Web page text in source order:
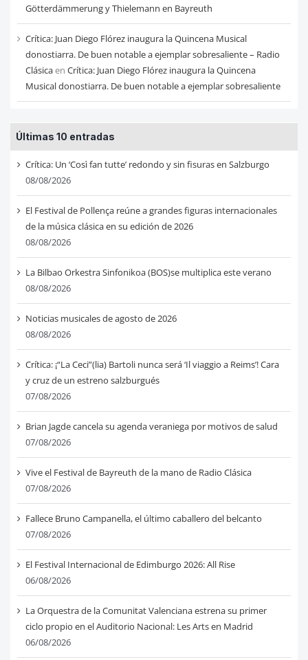
Götterdämmerung y Thielemann en Bayreuth
Crítica: Juan Diego Flórez inaugura la Quincena Musical
donostiarra. De buen notable a ejemplar sobresaliente – Radio
Clásicaen Crítica: Juan Diego Flórez inaugura la Quincena
Musical donostiarra. De buen notable a ejemplar sobresaliente
Últimas 10 entradas
Crítica: Un ‘Così fan tutte’ redondo y sin fisuras en Salzburgo
08/08/2026
El Festival de Pollença reúne a grandes figuras internacionales
de la música clásica en su edición de 2026
08/08/2026
La Bilbao Orkestra Sinfonikoa (BOS)se multiplica este verano
08/08/2026
Noticias musicales de agosto de 2026
08/08/2026
Crítica: ¡“La Ceci”(lia) Bartoli nunca será ‘Il viaggio a Reims’! Cara
y cruz de un estreno salzburgués
07/08/2026
Brian Jagde cancela su agenda veraniega por motivos de salud
07/08/2026
Vive el Festival de Bayreuth de la mano de Radio Clásica
07/08/2026
Fallece Bruno Campanella, el último caballero del belcanto
07/08/2026
El Festival Internacional de Edimburgo 2026: All Rise
06/08/2026
La Orquestra de la Comunitat Valenciana estrena su primer
ciclo propio en el Auditorio Nacional: Les Arts en Madrid
06/08/2026